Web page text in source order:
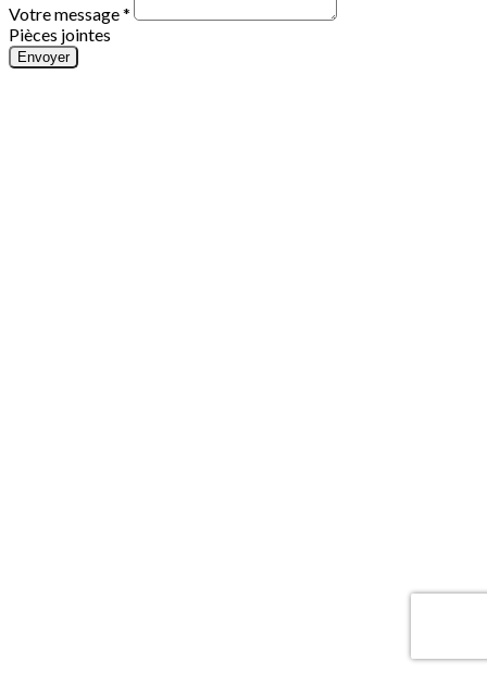
Votre message *
Pièces jointes
Envoyer